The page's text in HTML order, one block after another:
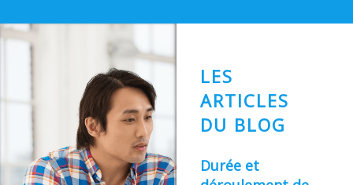
LES
ARTICLES
DU BLOG
Durée et